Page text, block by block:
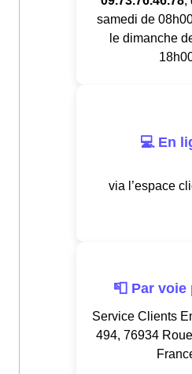
samedi de
le dimanche
💻 En
via l’espace
📮 Par voie
Service Clients
494, 76934